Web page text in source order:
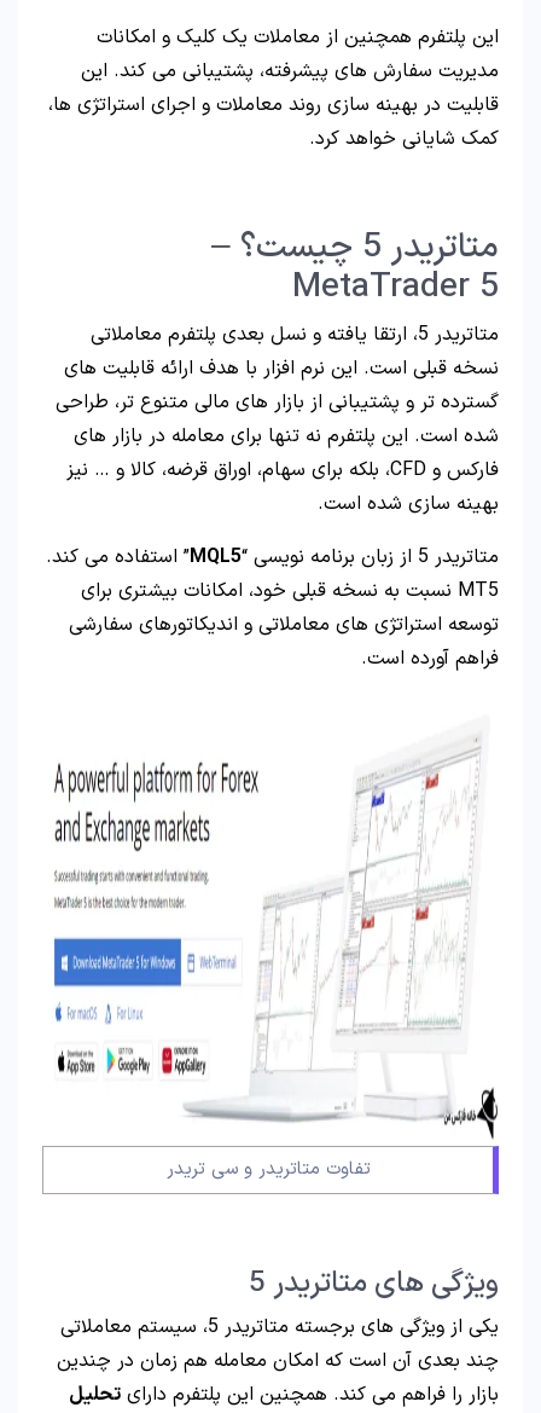
این پلتفرم همچنین از معاملات یک کلیک و امکانات
مدیریت سفارش های پیشرفته، پشتیبانی می کند. این
قابلیت در بهینه سازی روند معاملات و اجرای استراتژی ها،
کمک شایانی خواهد کرد.
متاتریدر 5 چیست؟ –
MetaTrader 5
متاتریدر 5، ارتقا یافته و نسل بعدی پلتفرم معاملاتی
نسخه قبلی است. این نرم افزار با هدف ارائه قابلیت های
گسترده تر و پشتیبانی از بازار های مالی متنوع تر، طراحی
شده است. این پلتفرم نه تنها برای معامله در بازار های
فارکس و CFD، بلکه برای سهام، اوراق قرضه، کالا و … نیز
بهینه سازی شده است.
متاتریدر 5 از زبان برنامه نویسی “
MQL5” استفاده می کند.
MT5 نسبت به نسخه قبلی خود، امکانات بیشتری برای
توسعه استراتژی های معاملاتی و اندیکاتورهای سفارشی
فراهم آورده است.
تفاوت متاتریدر و سی تریدر
ویژگی های متاتریدر 5
یکی از ویژگی های برجسته متاتریدر 5، سیستم معاملاتی
چند بعدی آن است که امکان معامله هم زمان در چندین
بازار را فراهم می کند. همچنین این پلتفرم دارای تحلیل